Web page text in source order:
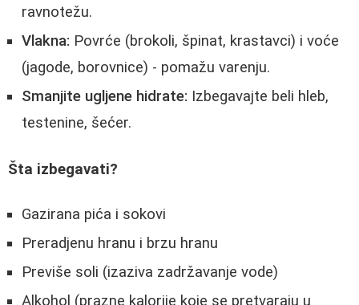
ravnotežu.
Vlakna: Povrće (brokoli, špinat, krastavci) i voće
(jagode, borovnice) - pomažu varenju.
Smanjite ugljene hidrate: Izbegavajte beli hleb,
testenine, šećer.
Šta izbegavati?
Gazirana pića i sokovi
Preradjenu hranu i brzu hranu
Previše soli (izaziva zadržavanje vode)
Alkohol (prazne kalorije koje se pretvaraju u